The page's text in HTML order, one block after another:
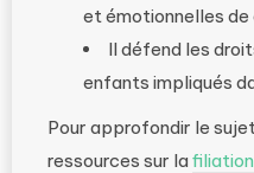
et émotionnelles de
Il défend les
enfants impliqués
Pour approfondir le
ressources sur la